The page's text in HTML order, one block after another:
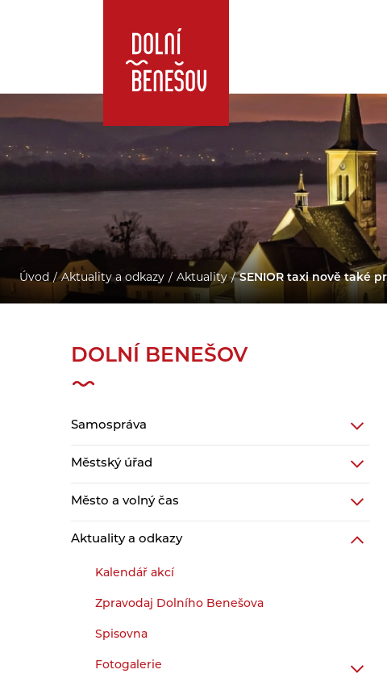
Úvod Aktuality a odkazy Aktuality SENIOR taxi nově také
DOLNÍ BENEŠOV
Samospráva
Městský úřad
Město a volný čas
Aktuality a odkazy
Kalendář akcí
Zpravodaj Dolního Benešova
Spisovna
Fotogalerie